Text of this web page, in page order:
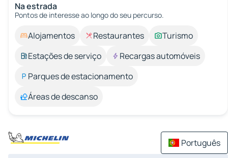
Na estrada
Pontos de interesse ao longo do seu percurso.
Alojamentos Restaurantes
Turismo
Estações de serviço
Recargas automóveis
Parques de estacionamento
Áreas de descanso
Português